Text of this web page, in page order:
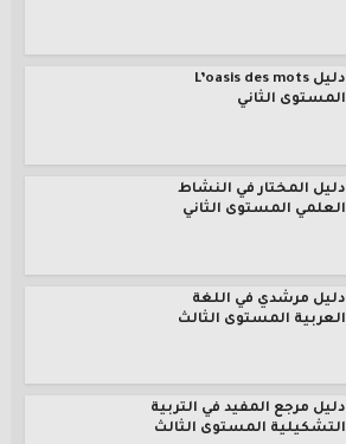
دليل L’oasis des mots
المستوى الثاني
دليل المختار في النشاط
العلمي المستوى الثاني
دليل مرشدي في اللغة
العربية المستوى الثالث
دليل مرجع المفيد في التربية
التشكيلية المستوى الثالث